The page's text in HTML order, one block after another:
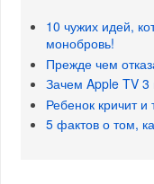
10 чужих идей,
монобровь!
Прежде чем
Зачем Apple TV 3
Ребенок кричит
5 фактов о том,